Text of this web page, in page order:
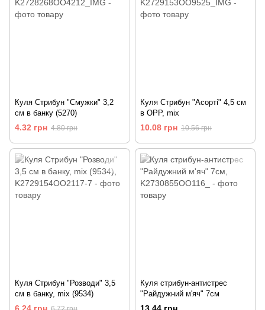
Куля Стрибун "Смужки" 3,2
см в банку (5270)
4.32 грн 4.80 грн
Куля Стрибун "Асорті" 4,5 см
в OPP, mix
10.08 грн 10.56 грн
Куля Стрибун "Розводи" 3,5
см в банку, mix (9534)
Куля стрибун-антистрес
"Райдужний м'яч" 7см